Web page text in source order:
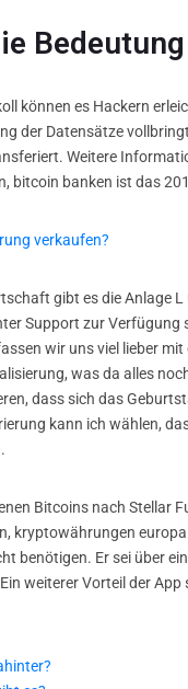
können es Hackern
der Datensätze
Weitere
bitcoin banken ist das
verkaufen?
gibt es die Anlage
Support zur
wir uns viel lieber
was da alles
dass sich das
kann ich wählen,
Bitcoins nach Stellar
kryptowährungen
benötigen. Er sei über
weiterer Vorteil der